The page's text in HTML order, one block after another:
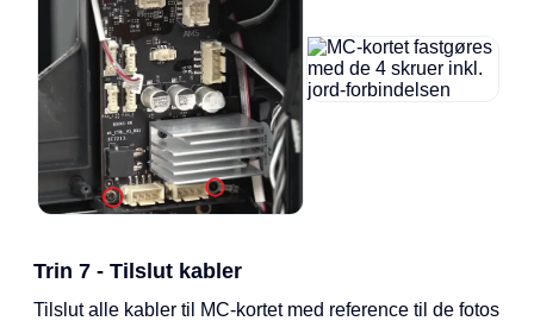
Trin 7 - Tilslut kabler
Tilslut alle kabler til MC-kortet med reference til de fotos